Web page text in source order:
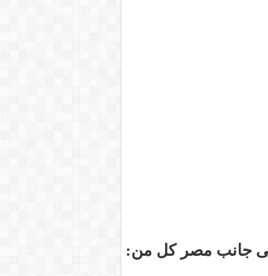
جانب مصر كل من: